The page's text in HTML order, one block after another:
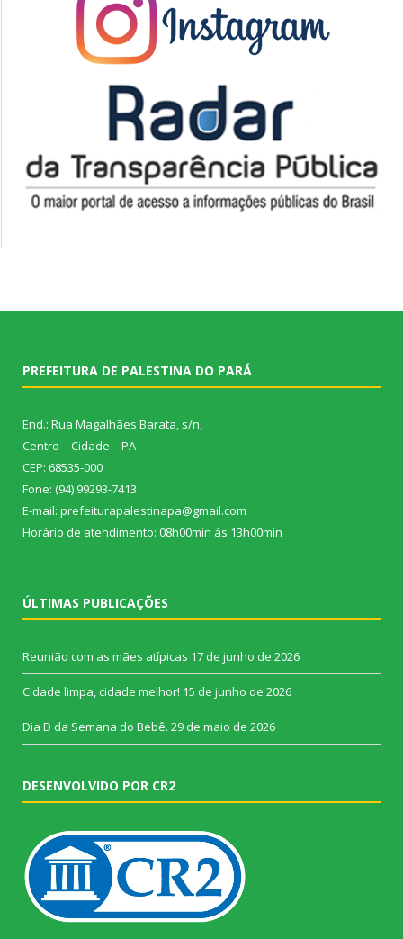
PREFEITURA DE PALESTINA DO PARÁ
End.: Rua Magalhães Barata, s/n,
Centro – Cidade – PA
CEP: 68535-000
Fone: (94) 99293-7413
E-mail: prefeiturapalestinapa@gmail.com
Horário de atendimento: 08h00min às 13h00min
ÚLTIMAS PUBLICAÇÕES
Reunião com as mães atípicas 17 de junho de 2026
Cidade limpa, cidade melhor! 15 de junho de 2026
Dia D da Semana do Bebê. 29 de maio de 2026
DESENVOLVIDO POR CR2